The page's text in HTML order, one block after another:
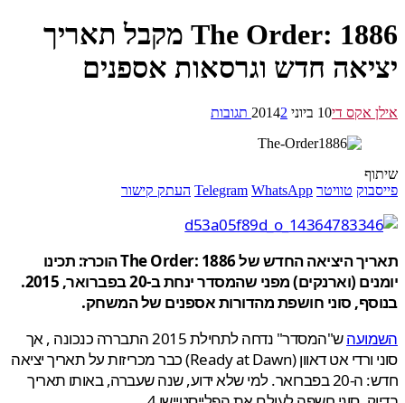
The Order: 1886 מקבל תאריך
חדש וגרסאות אספנים
אקס די10 ביוני 2014 2 תגובות
טוויטר Telegram WhatsApp העתק קישור
תאריך היציאה החדש של The Order: 1886 הוכרז: תכינו
יומנים (וארנקים) מפני שהמסדר ינחת ב-20 בפברואר, 2015.
סוני חושפת מהדורות אספנים של המשחק.
ש"המסדר" נדחה לתחילת 2015 התבררה כנכונה , אך
סוני ורדי אט דאוון (Ready at Dawn) כבר מכריזות על תאריך יציאה
חדש: ה-20 בפברואר. למי שלא ידוע, שנה שעברה, באותו תאריך